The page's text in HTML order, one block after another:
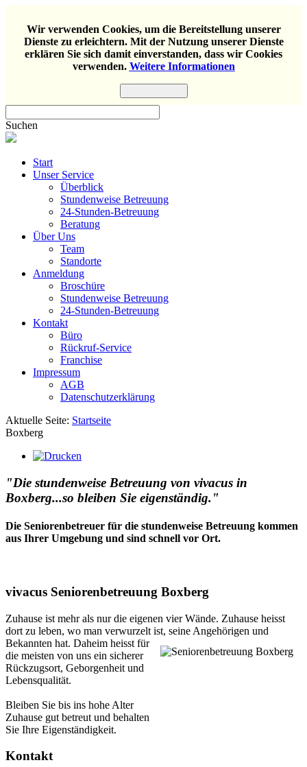
Wir verwenden Cookies, um die Bereitstellung unserer
Dienste zu erleichtern. Mit der Nutzung unserer Dienste
erklären Sie sich damit einverstanden, dass wir Cookies
verwenden. Weitere Informationen
Suchen
Start
Unser Service
Überblick
Stundenweise Betreuung
24-Stunden-Betreuung
Beratung
Über Uns
Team
Standorte
Anmeldung
Broschüre
Stundenweise Betreuung
24-Stunden-Betreuung
Kontakt
Büro
Rückruf-Service
Franchise
Impressum
AGB
Datenschutzerklärung
Aktuelle Seite: Startseite
Boxberg
"Die stundenweise Betreuung von vivacus in
Boxberg...so bleiben Sie eigenständig."
Die Seniorenbetreuer für die stundenweise Betreuung kommen
aus Ihrer Umgebung und sind schnell vor Ort.
vivacus Seniorenbetreuung Boxberg
Zuhause ist mehr als nur die eigenen vier Wände. Zuhause heisst
dort zu leben, wo man verwurzelt ist, seine Angehörigen und
Bekannten hat. Daheim heisst für
die meisten von uns ein sicherer
Rückzugsort, Geborgenheit und
Lebensqualität.
Bleiben Sie bis ins hohe Alter
Zuhause gut betreut und behalten
Sie Ihre Eigenständigkeit.
Kontakt